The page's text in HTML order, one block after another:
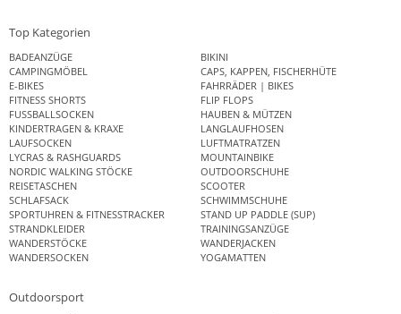
Top Kategorien
BADEANZÜGE
BIKINI
CAMPINGMÖBEL
CAPS, KAPPEN, FISCHERHÜTE
E-BIKES
FAHRRÄDER | BIKES
FITNESS SHORTS
FLIP FLOPS
FUSSBALLSOCKEN
HAUBEN & MÜTZEN
KINDERTRAGEN & KRAXE
LANGLAUFHOSEN
LAUFSOCKEN
LUFTMATRATZEN
LYCRAS & RASHGUARDS
MOUNTAINBIKE
NORDIC WALKING STÖCKE
OUTDOORSCHUHE
REISETASCHEN
SCOOTER
SCHLAFSACK
SCHWIMMSCHUHE
SPORTUHREN & FITNESSTRACKER
STAND UP PADDLE (SUP)
STRANDKLEIDER
TRAININGSANZÜGE
WANDERSTÖCKE
WANDERJACKEN
WANDERSOCKEN
YOGAMATTEN
Outdoorsport